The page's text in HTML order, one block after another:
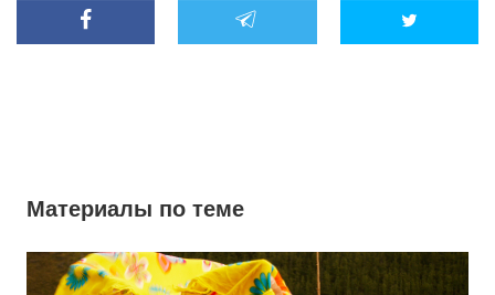
Материалы по теме